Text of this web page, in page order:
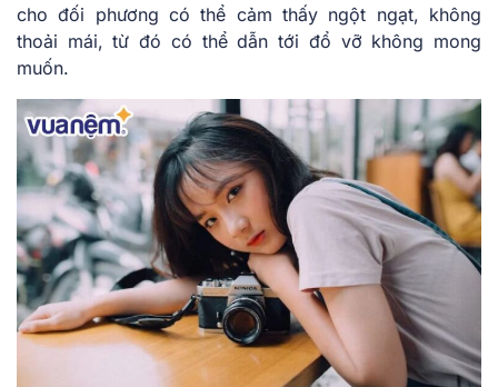
cho đối phương có thể cảm thấy ngột ngạt, không
thoải mái, từ đó có thể dẫn tới đổ vỡ không mong
muốn.